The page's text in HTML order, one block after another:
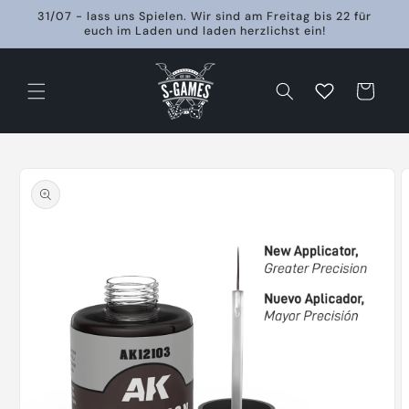
zum
31/07 - lass uns Spielen. Wir sind am Freitag bis 22 für
euch im Laden und laden herzlichst ein!
Warenkorb